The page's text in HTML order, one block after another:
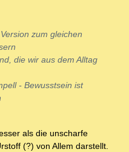
zum gleichen
die wir aus dem Alltag
- Bewusstsein ist
als die unscharfe
(?) von Allem darstellt.